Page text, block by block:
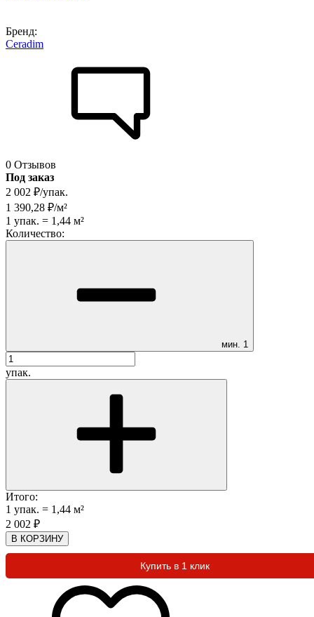
Бренд:
Ceradim
0 Отзывов
Под заказ
2 002 ₽/упак.
1 390,28 ₽/м²
1 упак. = 1,44 м²
Количество:
мин. 1
упак.
Итого:
1 упак. = 1,44 м²
2 002 ₽
В КОРЗИНУ
Купить в 1 клик